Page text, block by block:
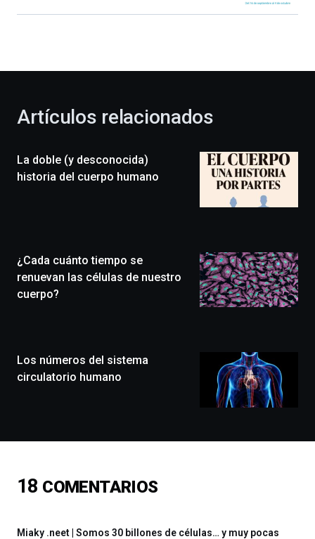
celebración
novena
edición
un
festival
llenará
monólogos,
exposiciones,
de
16
Artículos relacionados
La doble (y desconocida)
historia del cuerpo humano
¿Cada cuánto tiempo se
renuevan las células de nuestro
cuerpo?
Los números del sistema
circulatorio humano
18 COMENTARIOS
Miaky .neet | Somos 30 billones de células… y muy pocas